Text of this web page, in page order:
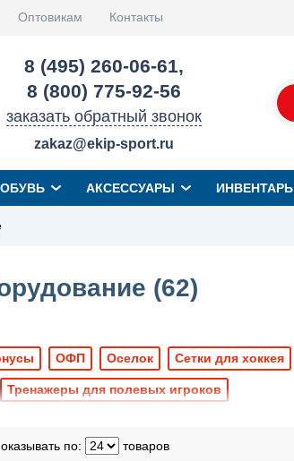
Оптовикам Контакты
8 (495) 260-06-61,
8 (800) 775-92-56
заказать обратный звонок
zakaz@ekip-sport.ru
ОБУВЬ АКСЕССУАРЫ ИНВЕНТАРЬ
(62)
ОФП Оселок Сетки для хоккея
Тренажеры для полевых игроков
для клюшек
по: товаров